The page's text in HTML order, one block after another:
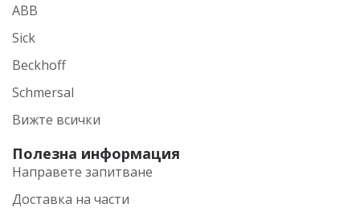
ABB
Sick
Beckhoff
Schmersal
Вижте всички
Полезна информация
Направете запитване
Доставка на части